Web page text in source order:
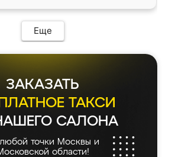
Еще
ЗАКАЗАТЬ
ТАКСИ
САЛОНА
точки Москвы и
области!